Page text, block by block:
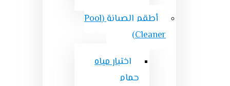
أطقم الصيانة (Pool
Cleaner)
اختبار مياه
حمام